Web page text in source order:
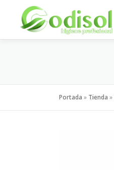
contenido
Portada » Tienda »